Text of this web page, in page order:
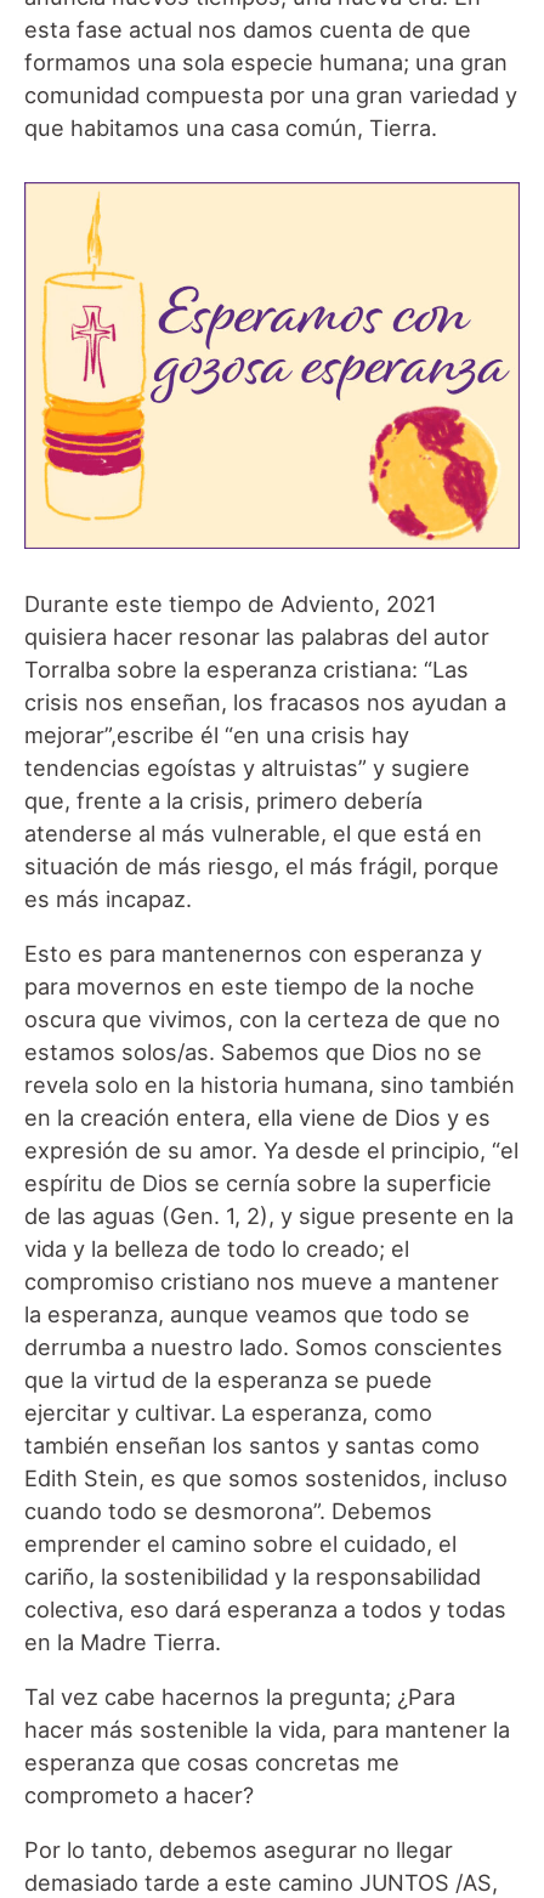
esta fase actual nos damos cuenta de que
formamos una sola especie humana; una gran
comunidad compuesta por una gran variedad y
que habitamos una casa común, Tierra.
Durante este tiempo de Adviento, 2021
quisiera hacer resonar las palabras del autor
Torralba sobre la esperanza cristiana: “Las
crisis nos enseñan, los fracasos nos ayudan a
mejorar”,escribe él “en una crisis hay
tendencias egoístas y altruistas” y sugiere
que, frente a la crisis, primero debería
atenderse al más vulnerable, el que está en
situación de más riesgo, el más frágil, porque
es más incapaz.
Esto es para mantenernos con esperanza y
para movernos en este tiempo de la noche
oscura que vivimos, con la certeza de que no
estamos solos/as. Sabemos que Dios no se
revela solo en la historia humana, sino también
en la creación entera, ella viene de Dios y es
expresión de su amor. Ya desde el principio, “el
espíritu de Dios se cernía sobre la superficie
de las aguas (Gen. 1, 2), y sigue presente en la
vida y la belleza de todo lo creado; el
compromiso cristiano nos mueve a mantener
la esperanza, aunque veamos que todo se
derrumba a nuestro lado. Somos conscientes
que la virtud de la esperanza se puede
ejercitar y cultivar. La esperanza, como
también enseñan los santos y santas como
Edith Stein, es que somos sostenidos, incluso
cuando todo se desmorona”. Debemos
emprender el camino sobre el cuidado, el
cariño, la sostenibilidad y la responsabilidad
colectiva, eso dará esperanza a todos y todas
en la Madre Tierra.
Tal vez cabe hacernos la pregunta; ¿Para
hacer más sostenible la vida, para mantener la
esperanza que cosas concretas me
comprometo a hacer?
Por lo tanto, debemos asegurar no llegar
demasiado tarde a este camino JUNTOS /AS,